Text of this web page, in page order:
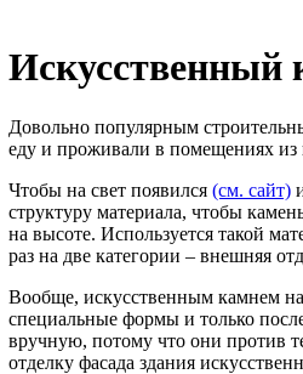
Искусственный
Довольно популярным
еду и проживали в помещениях из
Чтобы на свет появился (см. сайт)
структуру материала, чтобы
на высоте. Используется такой
раз на две категории – внешняя
Вообще, искусственным камнем
специальные формы и только
вручную, потому что они против
отделку фасада здания